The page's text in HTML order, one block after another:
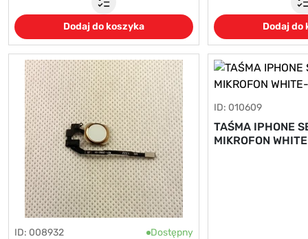
Dodaj do koszyka Dodaj do
ID: 008932 Dostępny
ID: 010609
TAŚMA IPHONE
MIKROFON WHITE